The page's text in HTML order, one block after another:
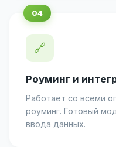
🔗
Роуминг и
Работает со всеми
роуминг. Готовый
ввода данных.